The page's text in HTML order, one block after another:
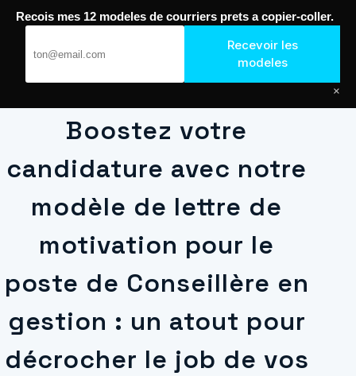
Journal de Geek — Décroche le Job
Boostez votre
candidature avec notre
modèle de lettre de
motivation pour le
poste de Conseillère en
gestion : un atout pour
décrocher le job de vos
Recois mes 12 modeles de courriers prets a copier-coller.
Recevoir les
modeles
×